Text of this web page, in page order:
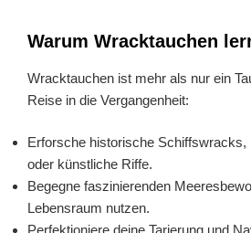
Warum Wracktauchen
Wracktauchen ist mehr als nur ein
Reise in die Vergangenheit:
Erforsche historische Schiffswracks,
oder künstliche Riffe.
Begegne faszinierenden
Lebensraum nutzen.